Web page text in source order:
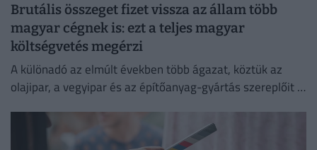
Brutális összeget fizet vissza az állam több
magyar cégnek is: ezt a teljes magyar
költségvetés megérzi
A különadó az elmúlt években több ágazat, köztük az
olajipar, a vegyipar és az építőanyag-gyártás szereplőit is